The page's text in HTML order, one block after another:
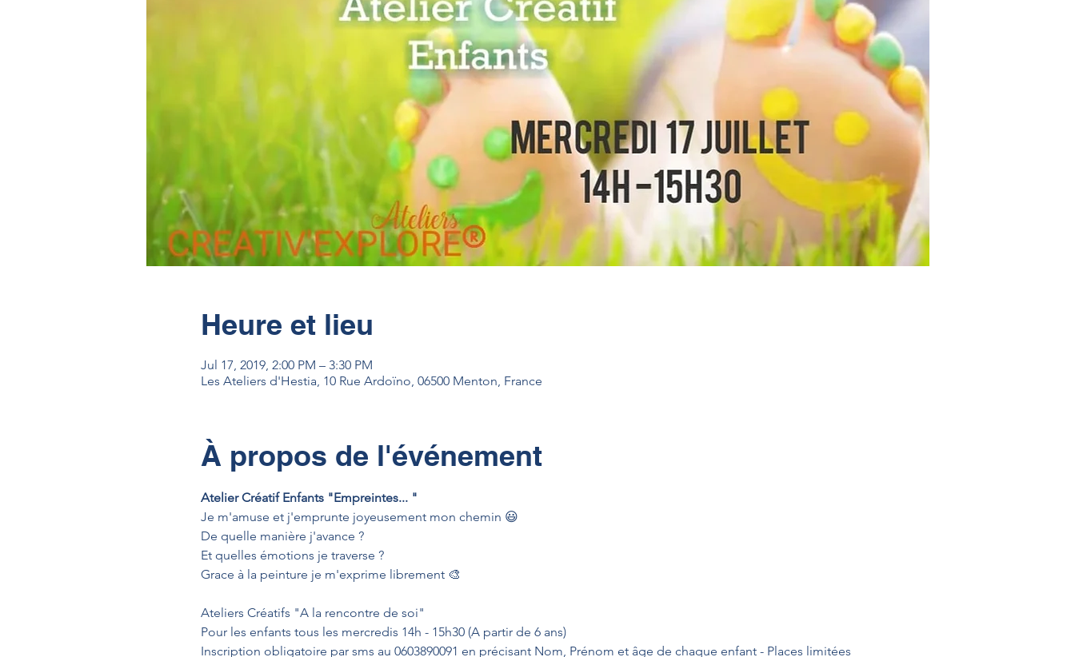
Heure et lieu
Jul 17, 2019, 2:00 PM – 3:30 PM
Les Ateliers d'Hestia, 10 Rue Ardoïno, 06500 Menton, France
À propos de l'événement
Atelier Créatif Enfants "Empreintes... "
Je m'amuse et j'emprunte joyeusement mon chemin 😃
De quelle manière j'avance ?
Et quelles émotions je traverse ?
Ateliers Créatifs "A la rencontre de soi"
Pour les enfants tous les mercredis 14h - 15h30 (A partir de 6 ans)
Inscription obligatoire par sms au 0603890091 en précisant Nom, Prénom et âge de chaque enfant - Places limitées